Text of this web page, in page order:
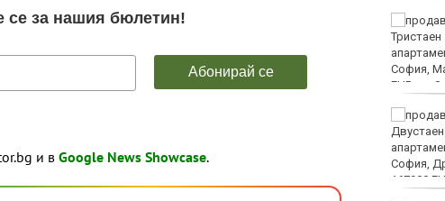
и в Google News Showcase.
медицината
EUR